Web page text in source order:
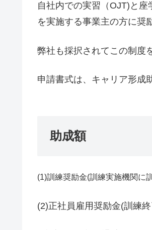
自社内での実習（OJT)と座
を実施する事業主の方に奨
弊社も採択されてこの制度
申請書式は、キャリア形成
助成額
(1)訓練奨励金(訓練実施機関に
(2)正社員雇用奨励金(訓練